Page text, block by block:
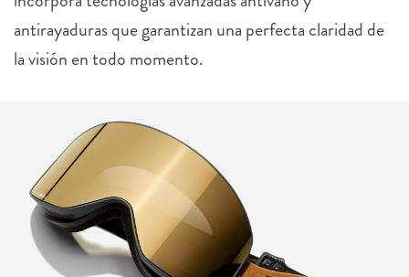
antirayaduras que garantizan una perfecta claridad de
la visión en todo momento.